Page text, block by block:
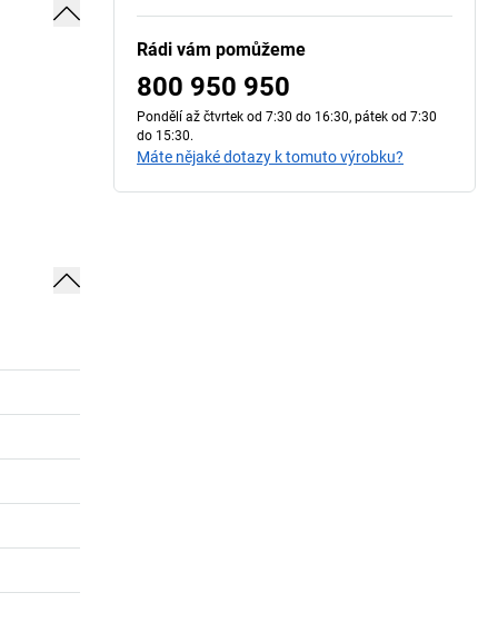
Rádi vám pomůžeme
800 950 950
Pondělí až čtvrtek od 7:30 do 16:30, pátek od 7:30
do 15:30.
Máte nějaké dotazy k tomuto výrobku?